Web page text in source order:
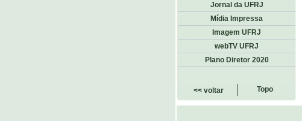
Jornal da UFRJ
Mídia Impressa
Imagem UFRJ
webTV UFRJ
Plano Diretor 2020
<< voltar Topo